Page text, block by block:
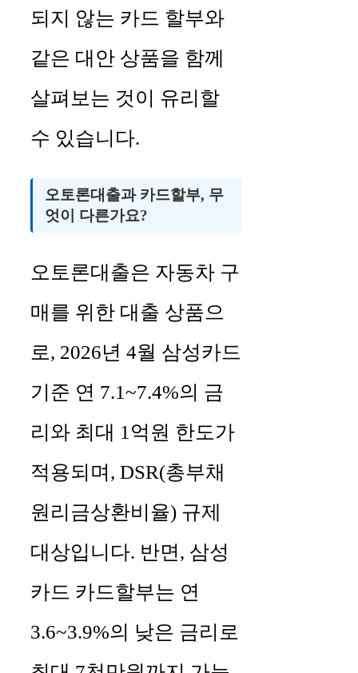
되지 않는 카드 할부와
같은 대안 상품을 함께
살펴보는 것이 유리할
수 있습니다.
오토론대출과 카드할부, 무
엇이 다른가요?
오토론대출은 자동차 구
매를 위한 대출 상품으
로, 2026년 4월 삼성카드
기준 연 7.1~7.4%의 금
리와 최대 1억원 한도가
적용되며, DSR(총부채
원리금상환비율) 규제
대상입니다. 반면, 삼성
카드 카드할부는 연
3.6~3.9%의 낮은 금리로